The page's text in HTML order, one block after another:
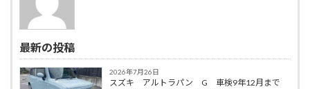
最新の投稿
2026年7月26日
スズキ アルトラパン G 車検9年12月まで